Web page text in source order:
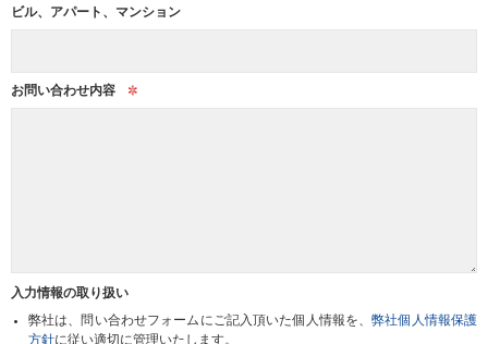
ビル、アパート、マンション
お問い合わせ内容
入力情報の取り扱い
弊社は、問い合わせフォームにご記入頂いた個人情報を、弊社個人情報保護
方針に従い適切に管理いたします。